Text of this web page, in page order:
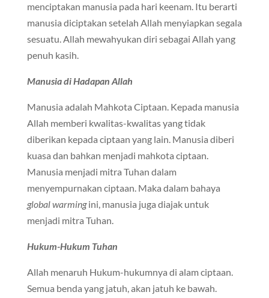
menciptakan manusia pada hari keenam. Itu berarti
manusia diciptakan setelah Allah menyiapkan segala
sesuatu. Allah mewahyukan diri sebagai Allah yang
penuh kasih.
Manusia di Hadapan Allah
Manusia adalah Mahkota Ciptaan. Kepada manusia
Allah memberi kwalitas-kwalitas yang tidak
diberikan kepada ciptaan yang lain. Manusia diberi
kuasa dan bahkan menjadi mahkota ciptaan.
Manusia menjadi mitra Tuhan dalam
menyempurnakan ciptaan. Maka dalam bahaya
global warmingini, manusia juga diajak untuk
menjadi mitra Tuhan.
Hukum-Hukum Tuhan
Allah menaruh Hukum-hukumnya di alam ciptaan.
Semua benda yang jatuh, akan jatuh ke bawah.